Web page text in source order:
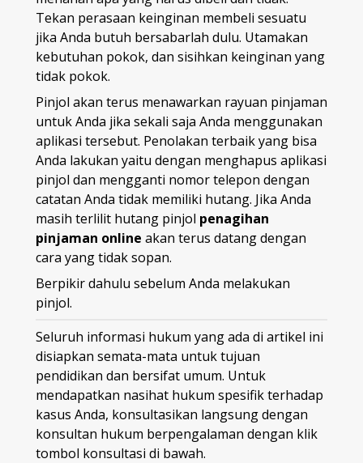
Tekan perasaan keinginan membeli sesuatu
jika Anda butuh bersabarlah dulu. Utamakan
kebutuhan pokok, dan sisihkan keinginan yang
tidak pokok.
Pinjol akan terus menawarkan rayuan pinjaman
untuk Anda jika sekali saja Anda menggunakan
aplikasi tersebut. Penolakan terbaik yang bisa
Anda lakukan yaitu dengan menghapus aplikasi
pinjol dan mengganti nomor telepon dengan
catatan Anda tidak memiliki hutang. Jika Anda
masih terlilit hutang pinjol penagihan
pinjaman online akan terus datang dengan
cara yang tidak sopan.
Berpikir dahulu sebelum Anda melakukan
pinjol.
Seluruh informasi hukum yang ada di artikel ini
disiapkan semata-mata untuk tujuan
pendidikan dan bersifat umum. Untuk
mendapatkan nasihat hukum spesifik terhadap
kasus Anda, konsultasikan langsung dengan
konsultan hukum berpengalaman dengan klik
tombol konsultasi di bawah.